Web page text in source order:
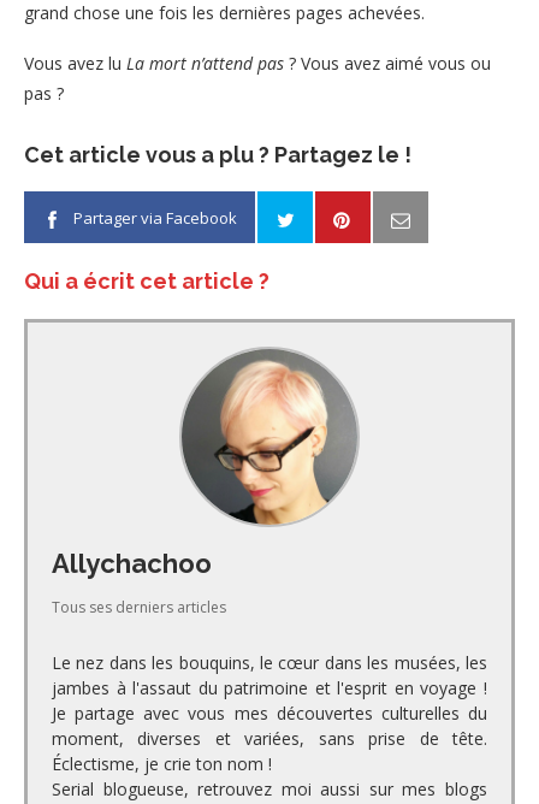
grand chose une fois les dernières pages achevées.
Vous avez lu La mort n’attend pas ? Vous avez aimé vous ou
pas ?
Cet article vous a plu ? Partagez le !
Partager via Facebook
Qui a écrit cet article ?
Allychachoo
Tous ses derniers articles
Le nez dans les bouquins, le cœur dans les musées, les
jambes à l'assaut du patrimoine et l'esprit en voyage !
Je partage avec vous mes découvertes culturelles du
moment, diverses et variées, sans prise de tête.
Éclectisme, je crie ton nom !
Serial blogueuse, retrouvez moi aussi sur mes blogs